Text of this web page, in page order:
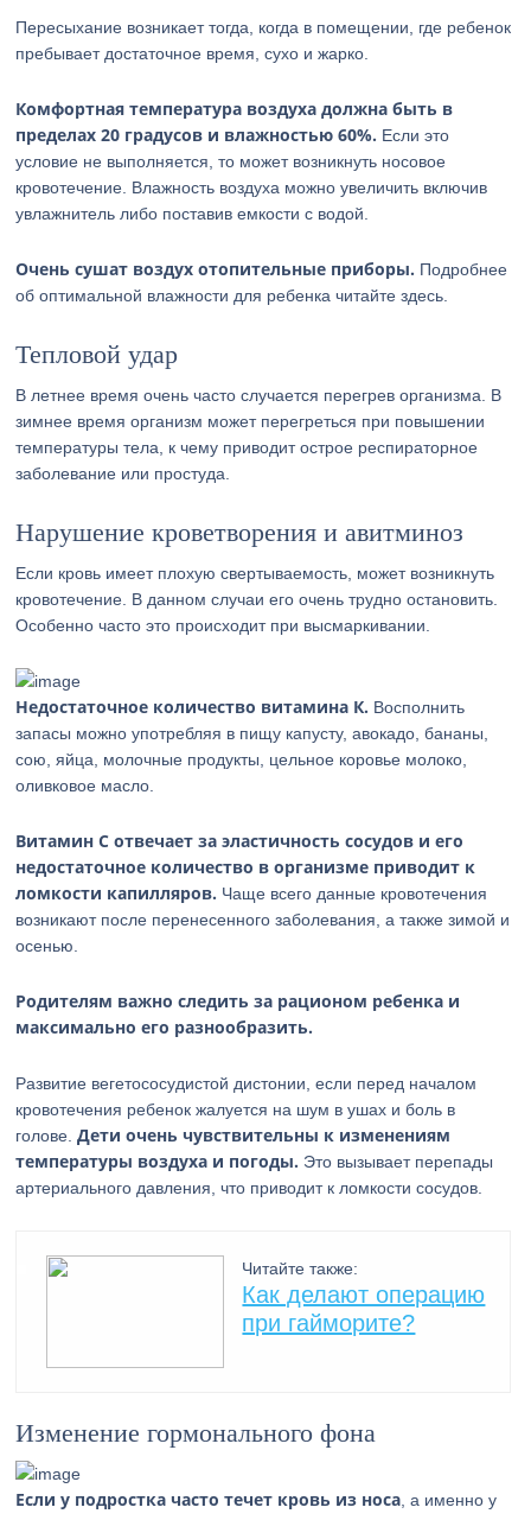
Пересыхание возникает тогда, когда в помещении, где ребенок
пребывает достаточное время, сухо и жарко.
Комфортная температура воздуха должна быть в
пределах 20 градусов и влажностью 60%. Если это
условие не выполняется, то может возникнуть носовое
кровотечение. Влажность воздуха можно увеличить включив
увлажнитель либо поставив емкости с водой.
Очень сушат воздух отопительные приборы. Подробнее
об оптимальной влажности для ребенка читайте здесь.
Тепловой удар
В летнее время очень часто случается перегрев организма. В
зимнее время организм может перегреться при повышении
температуры тела, к чему приводит острое респираторное
заболевание или простуда.
Нарушение кроветворения и авитминоз
Если кровь имеет плохую свертываемость, может возникнуть
кровотечение. В данном случаи его очень трудно остановить.
Особенно часто это происходит при высмаркивании.
Недостаточное количество витамина К. Восполнить
запасы можно употребляя в пищу капусту, авокадо, бананы,
сою, яйца, молочные продукты, цельное коровье молоко,
оливковое масло.
Витамин С отвечает за эластичность сосудов и его
недостаточное количество в организме приводит к
ломкости капилляров. Чаще всего данные кровотечения
возникают после перенесенного заболевания, а также зимой и
осенью.
Родителям важно следить за рационом ребенка и
максимально его разнообразить.
Развитие вегетососудистой дистонии, если перед началом
кровотечения ребенок жалуется на шум в ушах и боль в
голове.Дети очень чувствительны к изменениям
температуры воздуха и погоды. Это вызывает перепады
артериального давления, что приводит к ломкости сосудов.
Читайте также:
Как делают операцию
при гайморите?
Изменение гормонального фона
Если у подростка часто течет кровь из носа , а именно у